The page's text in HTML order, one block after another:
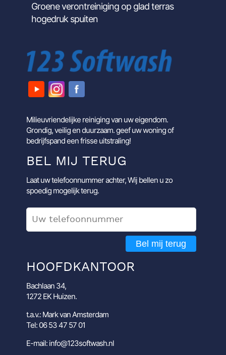
Groene verontreiniging op glad terras
hogedruk spuiten
Milieuvriendelijke reiniging van uw eigendom.
Grondig, veilig en duurzaam. geef uw woning of
bedrijfspand een frisse uitstraling!
BEL MIJ TERUG
Laat uw telefoonnummer achter, Wij bellen u zo
spoedig mogelijk terug.
Bel mij terug
HOOFDKANTOOR
Bachlaan 34,
1272 EK Huizen.
t.a.v.: Mark van Amsterdam
Tel: 06 53 47 57 01
E-mail: info@123softwash.nl